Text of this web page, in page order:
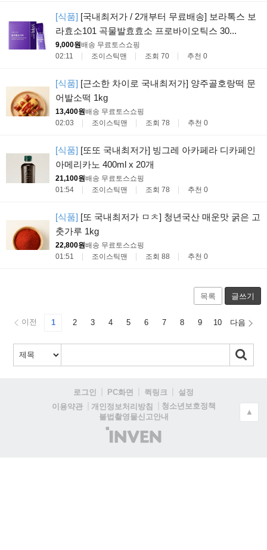
[식품] [국내최저가 / 2개부터 무료배송] 보라톡스 보
라효소101 곡물발효효소 프로바이오틱스 30...
9,000원배송 무료 토스쇼핑
02:11
조이스틱맨 조회 70 추천 0
[식품] [근소한 차이로 국내최저가] 양주골호랑떡 문
어발소떡 1kg
13,400원배송 무료 토스쇼핑
02:03
조이스틱맨 조회 78 추천 0
[식품] [또또 국내최저가] 빙그레 아카페라 디카페인
아메리카노 400ml x 20개
21,100원배송 무료 토스쇼핑
01:54
조이스틱맨 조회 78 추천 0
[식품] [또 국내최저가 ㅁㅊ] 청년국산 매운맛 굵은 고
춧가루 1kg
22,800원배송 무료 토스쇼핑
01:51
조이스틱맨 조회 88 추천 0
목록 글쓰기
이전 1 2 3 4 5 6 7 8 9 10 다음
로그인 PC화면 퀵링크
설정
이용약관
개인정보처리방침
청소년보호정책
불법촬영물신고안내
(주)
인
▲